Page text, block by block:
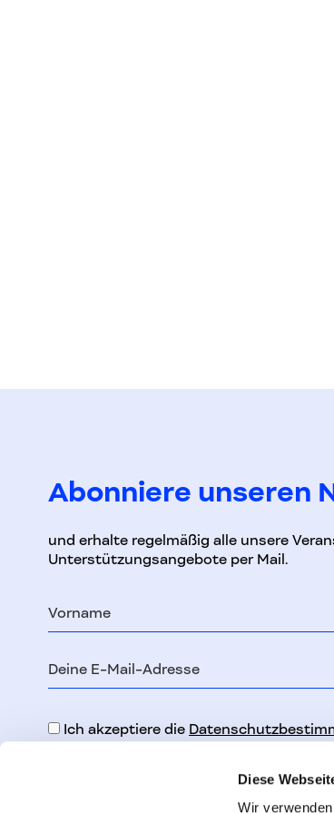
Diese
Wir
Abonniere unseren
und erhalte regelmäßig alle unsere
Unterstützungsangebote per Mail.
Mail-
Ich akzeptiere die